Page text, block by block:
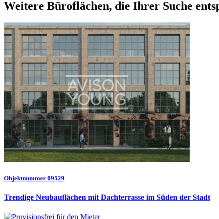
Weitere Büroflächen, die Ihrer Suche
Objektnummer 09529
Trendige Neubauflächen mit Dachterrasse im Süden der Stadt